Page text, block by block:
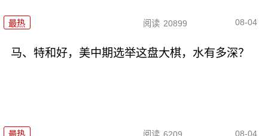
最热 阅读 20899 08-04
马、特和好，美中期选举这盘大棋，水有多深？
08-04